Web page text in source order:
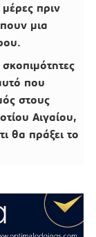
πριν
μια
που
στους
Αιγαίου,
θα πράξει το